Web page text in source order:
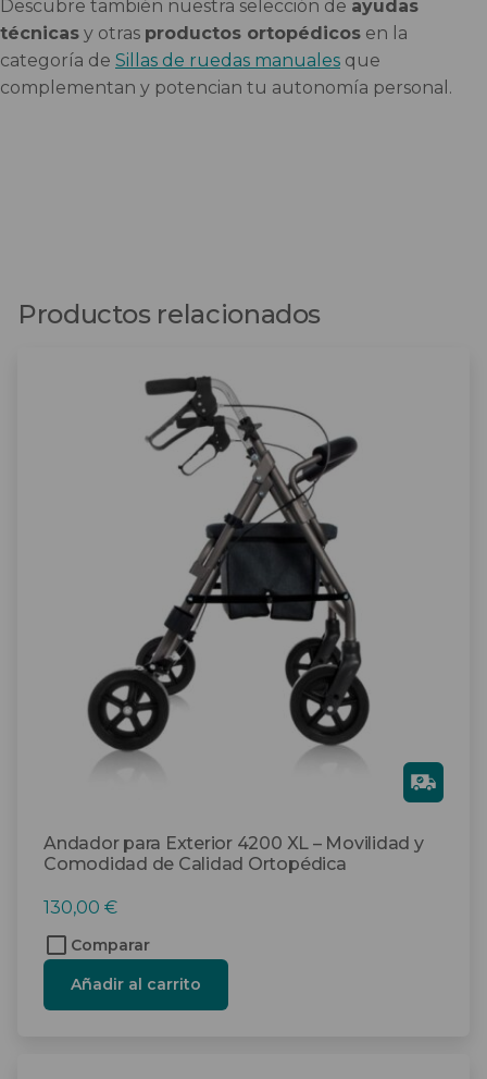
Descubre también nuestra selección de ayudas
técnicas y otras productos ortopédicos en la
categoría de Sillas de ruedas manuales que
complementan y potencian tu autonomía personal.
Productos relacionados
Andador para Exterior 4200 XL – Movilidad y
Comodidad de Calidad Ortopédica
Gra
tis
130,00 €
Comparar
Añadir al carrito